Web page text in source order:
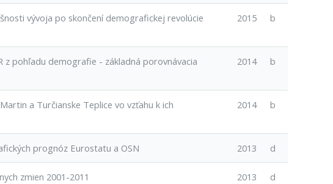
vývoja po skončení demografickej revolúcie 2015 b
z pohľadu demografie - základná porovnávacia
2014 b
a Turčianske Teplice vo vzťahu k ich
2014 b
prognóz Eurostatu a OSN 2013 d
zmien 2001-2011 2013 d